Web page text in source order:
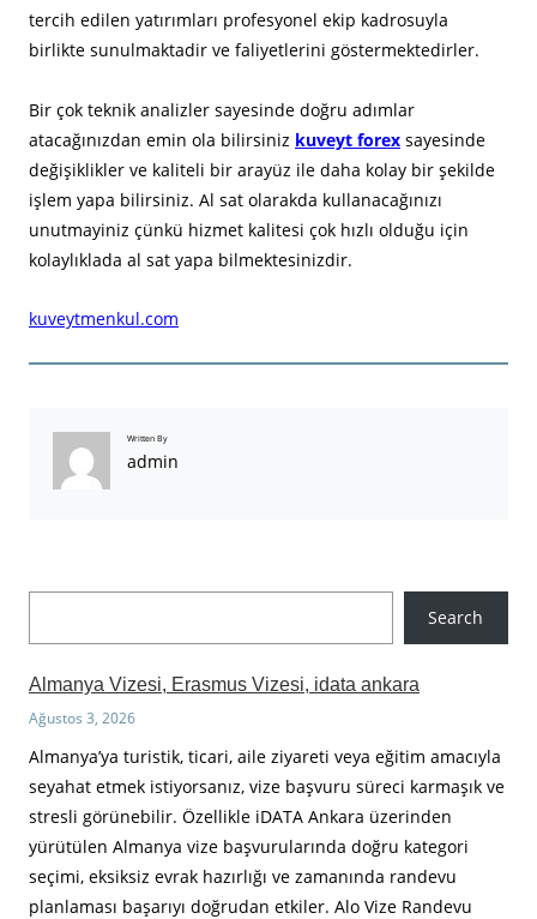
tercih edilen yatırımları profesyonel ekip kadrosuyla
birlikte sunulmaktadir ve faliyetlerini göstermektedirler.
Bir çok teknik analizler sayesinde doğru adımlar
atacağınızdan emin ola bilirsiniz kuveyt forex sayesinde
değişiklikler ve kaliteli bir arayüz ile daha kolay bir şekilde
işlem yapa bilirsiniz. Al sat olarakda kullanacağınızı
unutmayiniz çünkü hizmet kalitesi çok hızlı olduğu için
kolaylıklada al sat yapa bilmektesinizdir.
kuveytmenkul.com
Written By
admin
Search
Almanya Vizesi, Erasmus Vizesi, idata ankara
Ağustos 3, 2026
Almanya’ya turistik, ticari, aile ziyareti veya eğitim amacıyla
seyahat etmek istiyorsanız, vize başvuru süreci karmaşık ve
stresli görünebilir. Özellikle iDATA Ankara üzerinden
yürütülen Almanya vize başvurularında doğru kategori
seçimi, eksiksiz evrak hazırlığı ve zamanında randevu
planlaması başarıyı doğrudan etkiler. Alo Vize Randevu